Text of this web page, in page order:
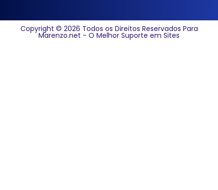
Copyright © 2026 Todos os Direitos Reservados Para
Marenzo.net - O Melhor Suporte em Sites